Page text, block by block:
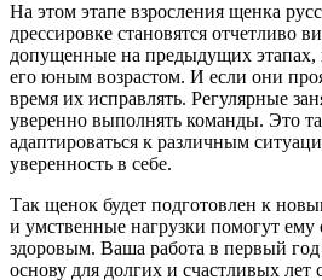
На этом этапе взросления щенка
дрессировке становятся отчетливо
допущенные на предыдущих этапах,
его юным возрастом. И если они
время их исправлять. Регулярные
уверенно выполнять команды. Это
адаптироваться к различным
уверенность в себе.
Так щенок будет подготовлен к
и умственные нагрузки помогут ему
здоровым. Ваша работа в первый
основу для долгих и счастливых лет